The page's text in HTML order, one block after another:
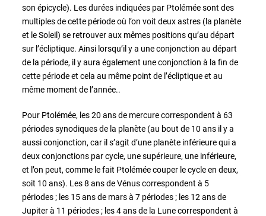
son épicycle). Les durées indiquées par Ptolémée sont des
multiples de cette période où l’on voit deux astres (la planète
et le Soleil) se retrouver aux mêmes positions qu’au départ
sur l’écliptique. Ainsi lorsqu’il y a une conjonction au départ
de la période, il y aura également une conjonction à la fin de
cette période et cela au même point de l’écliptique et au
même moment de l’année..
Pour Ptolémée, les 20 ans de mercure correspondent à 63
périodes synodiques de la planète (au bout de 10 ans il y a
aussi conjonction, car il s’agit d’une planète inférieure qui a
deux conjonctions par cycle, une supérieure, une inférieure,
et l’on peut, comme le fait Ptolémée couper le cycle en deux,
soit 10 ans). Les 8 ans de Vénus correspondent à 5
périodes ; les 15 ans de mars à 7 périodes ; les 12 ans de
Jupiter à 11 périodes ; les 4 ans de la Lune correspondent à